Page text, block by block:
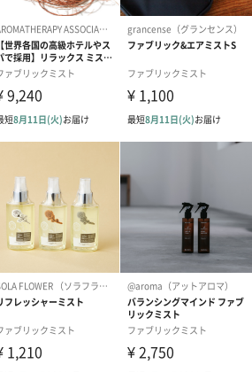
せん。
。
どで水洗い不可の表示のある製品には使
た、それ以外でも前もって目立たないと
どうかお試しください。
でください。
用しているため、スプレーする際には吸
うご注意ください。スプレーした箇所の
き込むことがありますが、健康上問題は
間では使用しないでください。
ださい。
てから使用してください。